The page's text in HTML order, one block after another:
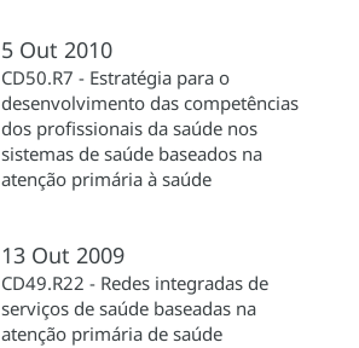
5 Out 2010
CD50.R7 - Estratégia para o
desenvolvimento das competências
dos profissionais da saúde nos
sistemas de saúde baseados na
atenção primária à saúde
13 Out 2009
CD49.R22 - Redes integradas de
serviços de saúde baseadas na
atenção primária de saúde